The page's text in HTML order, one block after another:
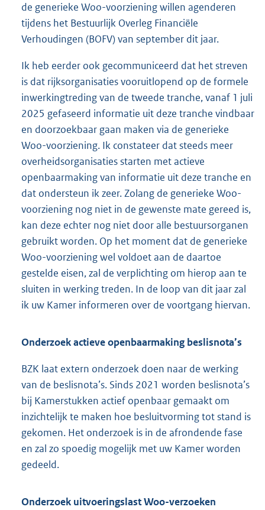
de generieke Woo-voorziening willen agenderen
tijdens het Bestuurlijk Overleg Financiële
Verhoudingen (BOFV) van september dit jaar.
Ik heb eerder ook gecommuniceerd dat het streven
is dat rijksorganisaties vooruitlopend op de formele
inwerkingtreding van de tweede tranche, vanaf 1 juli
2025 gefaseerd informatie uit deze tranche vindbaar
en doorzoekbaar gaan maken via de generieke
Woo-voorziening. Ik constateer dat steeds meer
overheidsorganisaties starten met actieve
openbaarmaking van informatie uit deze tranche en
dat ondersteun ik zeer. Zolang de generieke Woo-
voorziening nog niet in de gewenste mate gereed is,
kan deze echter nog niet door alle bestuursorganen
gebruikt worden. Op het moment dat de generieke
Woo-voorziening wel voldoet aan de daartoe
gestelde eisen, zal de verplichting om hierop aan te
sluiten in werking treden. In de loop van dit jaar zal
ik uw Kamer informeren over de voortgang hiervan.
Onderzoek actieve openbaarmaking beslisnota’s
BZK laat extern onderzoek doen naar de werking
van de beslisnota’s. Sinds 2021 worden beslisnota’s
bij Kamerstukken actief openbaar gemaakt om
inzichtelijk te maken hoe besluitvorming tot stand is
gekomen. Het onderzoek is in de afrondende fase
en zal zo spoedig mogelijk met uw Kamer worden
gedeeld.
Onderzoek uitvoeringslast Woo-verzoeken